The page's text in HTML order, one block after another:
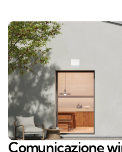
Comunicazione